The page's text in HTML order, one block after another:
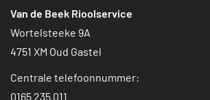
Van de Beek Rioolservice
Wortelsteeke 9A
4751 XM Oud Gastel
Centrale telefoonnummer:
0165 235 011